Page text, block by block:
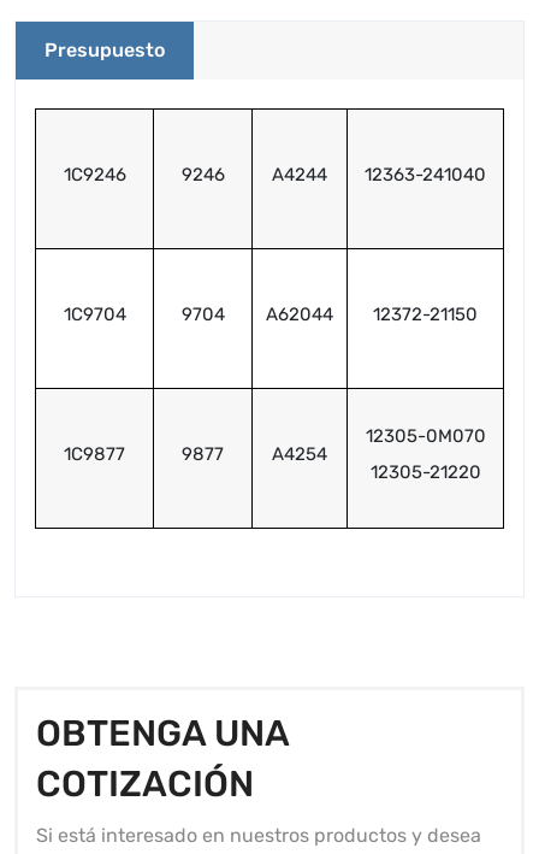
Presupuesto
1C9246 9246 A4244 12363-241040
1C9704 9704 A62044 12372-21150
1C9877 9877 A4254
12305-0M070
12305-21220
OBTENGA UNA
COTIZACIÓN
Si está interesado en nuestros productos y desea